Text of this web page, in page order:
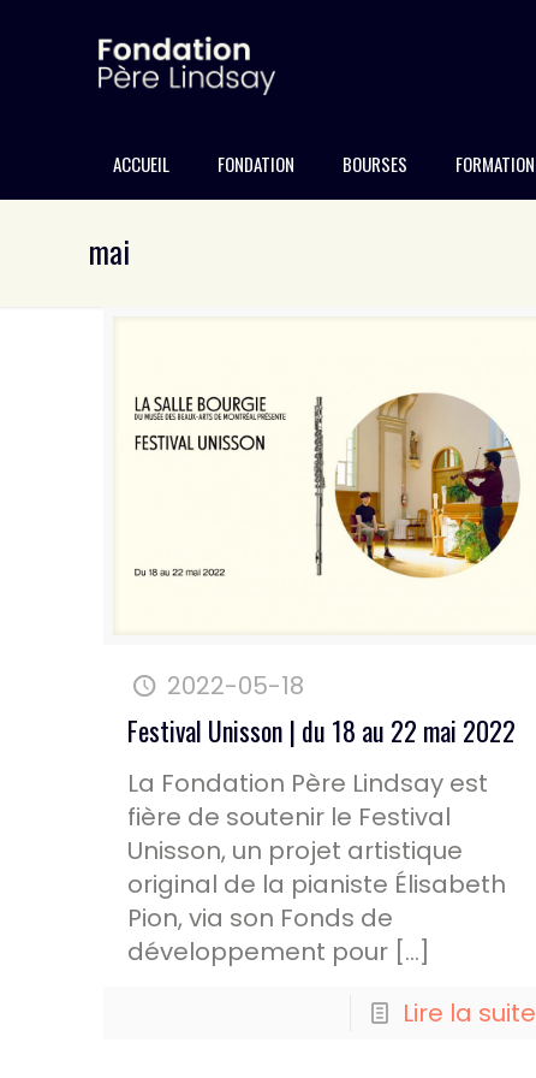
ACCUEIL FONDATION BOURSES FORMATION
mai
2022-05-18
Festival Unisson | du 18 au 22 mai 2022
La Fondation Père Lindsay est
fière de soutenir le Festival
Unisson, un projet artistique
original de la pianiste Élisabeth
Pion, via son Fonds de
développement pour […]
Lire la suite